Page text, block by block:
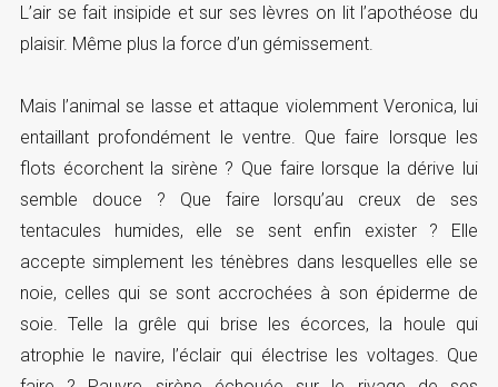
L’air se fait insipide et sur ses lèvres on lit l’apothéose du
plaisir. Même plus la force d’un gémissement.
Mais l’animal se lasse et attaque violemment Veronica, lui
entaillant profondément le ventre. Que faire lorsque les
flots écorchent la sirène ? Que faire lorsque la dérive lui
semble douce ? Que faire lorsqu’au creux de ses
tentacules humides, elle se sent enfin exister ? Elle
accepte simplement les ténèbres dans lesquelles elle se
noie, celles qui se sont accrochées à son épiderme de
soie. Telle la grêle qui brise les écorces, la houle qui
atrophie le navire, l’éclair qui électrise les voltages. Que